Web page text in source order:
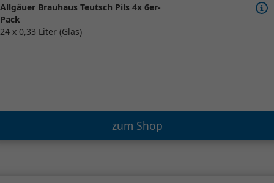
Allgäuer Brauhaus Teutsch Pils 4x 6er-
Pack
24 x 0,33 Liter (Glas)
zum Shop